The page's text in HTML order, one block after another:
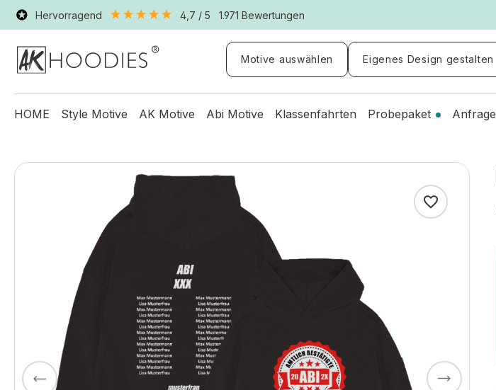
Hervorragend 4,7 / 5 1.971 Bewertungen
Motive auswählen Eigenes Design gestalten
HOME Style Motive AK Motive Abi Motive Klassenfahrten Probepaket Anfrage